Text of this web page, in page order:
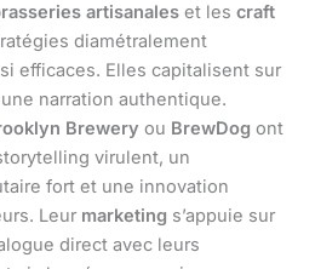
artisanales et les craft
diamétralement
efficaces. Elles capitalisent sur
narration authentique.
Brewery ou BrewDog ont
virulent, un
fort et une innovation
Leur marketing s’appuie sur
direct avec leurs